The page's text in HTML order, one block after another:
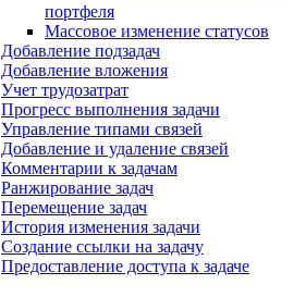
портфеля
Массовое изменение статусов
Добавление подзадач
Добавление вложения
Учет трудозатрат
Прогресс выполнения задачи
Управление типами связей
Добавление и удаление связей
Комментарии к задачам
Ранжирование задач
Перемещение задач
История изменения задачи
Создание ссылки на задачу
Предоставление доступа к задаче